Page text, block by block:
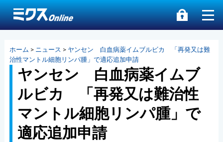
ホーム > ニュース > ヤンセン 白血病薬イムブルビカ 「再発又は難
治性マントル細胞リンパ腫」で適応追加申請
ヤンセン 白血病薬イムブ
ルビカ 「再発又は難治性
マントル細胞リンパ腫」で
適応追加申請